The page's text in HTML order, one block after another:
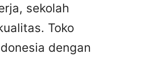
sekolah
Toko
dengan